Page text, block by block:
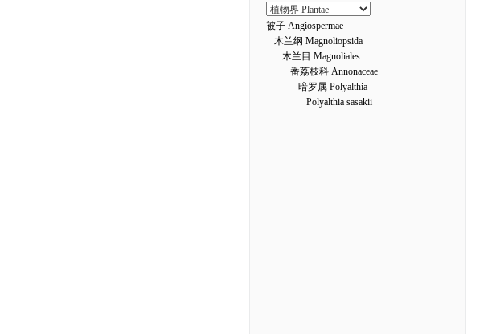
被子 Angiospermae
木兰纲 Magnoliopsida
木兰目 Magnoliales
番荔枝科 Annonaceae
暗罗属 Polyalthia
Polyalthia sasakii